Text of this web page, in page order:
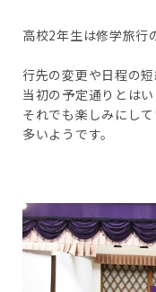
高校2年生は修学旅行
行先の変更や日程の
当初の予定通りとはい
それでも楽しみにし
多いようです。